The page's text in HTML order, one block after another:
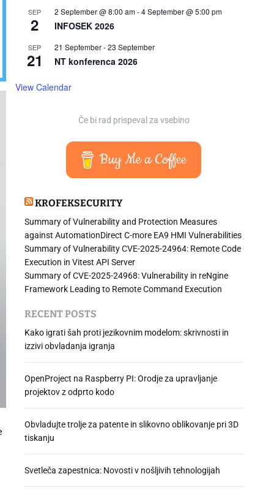
SEP
2
2 September @ 8:00 am-4 September @ 5:00 pm
INFOSEK 2026
SEP
21
21 September-23 September
NT konferenca 2026
View Calendar
Če bi rad prispeval za vsebino
Buy Me a Coffee
KROFEKSECURITY
Summary of Vulnerability and Protection Measures
against AutomationDirect C-more EA9 HMI Vulnerabilities
Summary of Vulnerability CVE-2025-24964: Remote Code
Execution in Vitest API Server
Summary of CVE-2025-24968: Vulnerability in reNgine
Framework Leading to Remote Command Execution
RECENT POSTS
Kako igrati šah proti jezikovnim modelom: skrivnosti in
izzivi obvladanja igranja
OpenProject na Raspberry PI: Orodje za upravljanje
projektov z odprto kodo
Obvladujte trolje za patente in slikovno oblikovanje pri 3D
tiskanju
Svetleča zapestnica: Novosti v nošljivih tehnologijah